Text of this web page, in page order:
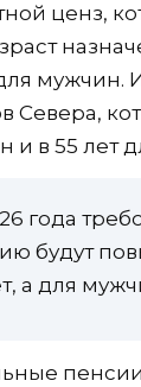
ценз,
мужчин.
Севера,
и в 55 лет
года
будут
а для
пенсии